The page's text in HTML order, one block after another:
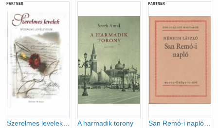
PARTNER
A harmadik torony
PARTNER
San Remó-i napló (Gondolkodó magyarok)